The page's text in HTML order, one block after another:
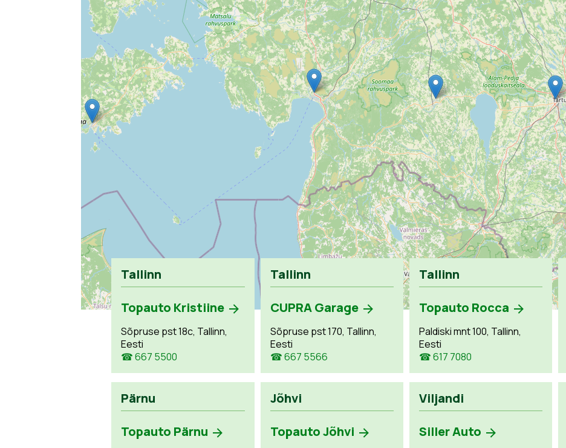
Tallinn
Topauto Kristiine
Sõpruse pst 18c, Tallinn,
Eesti
☎ 667 5500
Tallinn
CUPRA Garage
Sõpruse pst 170, Tallinn,
Eesti
☎ 667 5566
Tallinn
Topauto Rocca
Paldiski mnt 100, Tallinn,
Eesti
☎ 617 7080
Pärnu
Topauto Pärnu
Jõhvi
Topauto Jõhvi
Viljandi
Siller Auto